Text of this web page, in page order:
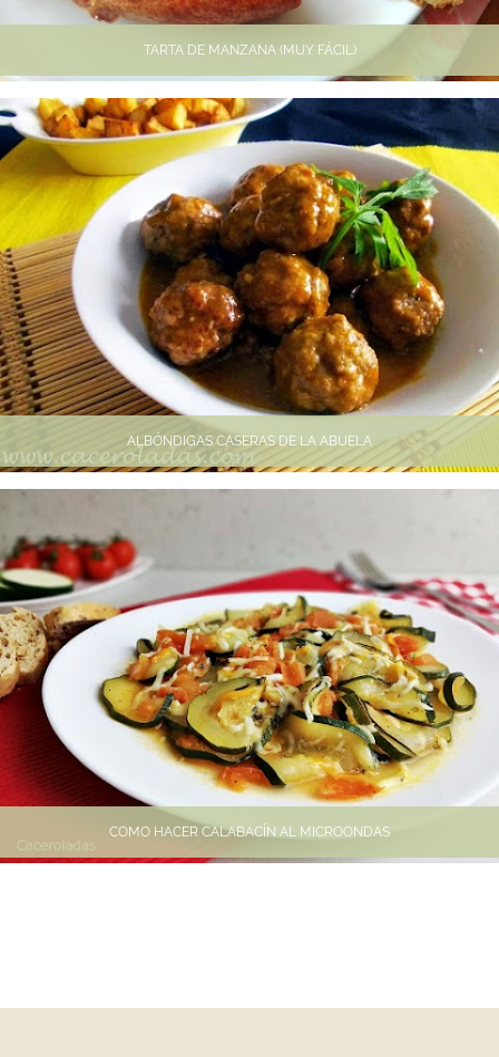
TARTA DE MANZANA (MUY FÁCIL)
ALBÓNDIGAS CASERAS DE LA ABUELA
COMO HACER CALABACÍN AL MICROONDAS